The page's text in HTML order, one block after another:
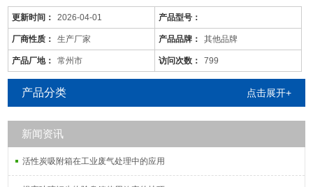
用范围广。
3、化粪池进出口管前，应设排水检查。
臭氧催化氧化塔
臭氧催化氧化塔，也称为臭氧反应器、臭氧混合塔、臭氧投加装置
等，是实现臭氧氧化反应的关键装置
主要去除污水中呈胶体和溶解状态的有机污染物质(BOD，COD物
质)，去除率可达90%以上，使
更新时间： 2026-04-01 产品型号：
厂商性质： 生产厂家 产品品牌： 其他品牌
产品厂地： 常州市 访问次数： 799
产品分类 点击展开+
新闻资讯
活性炭吸附箱在工业废气处理中的应用